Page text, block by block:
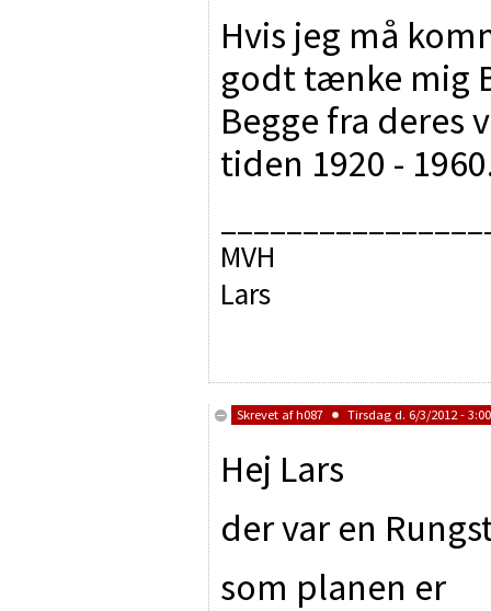
Hvis jeg må
godt tænke mig
Begge fra deres
tiden 1920 -
MVH
Lars
Skrevet afh087 Tirsdag d. 6/3/2012 - 3:00
Hej Lars
der var en
som planen er